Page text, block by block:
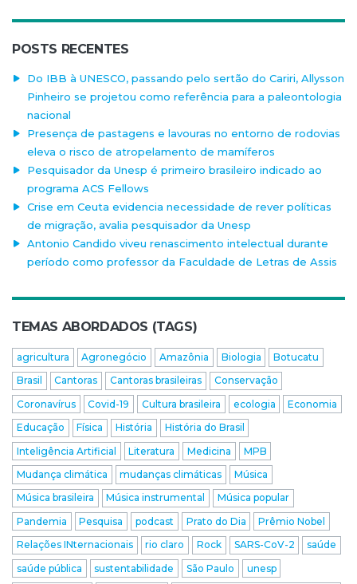
POSTS RECENTES
Do IBB à UNESCO, passando pelo sertão do Cariri, Allysson
Pinheiro se projetou como referência para a paleontologia
nacional
Presença de pastagens e lavouras no entorno de rodovias
eleva o risco de atropelamento de mamíferos
Pesquisador da Unesp é primeiro brasileiro indicado ao
programa ACS Fellows
Crise em Ceuta evidencia necessidade de rever políticas
de migração, avalia pesquisador da Unesp
Antonio Candido viveu renascimento intelectual durante
período como professor da Faculdade de Letras de Assis
TEMAS ABORDADOS (TAGS)
agricultura Agronegócio Amazônia Biologia
Botucatu
Brasil
Cantoras Cantoras brasileiras
Conservação
Coronavírus
Covid-19 Cultura brasileira ecologia
Economia
Educação
Física História
História do Brasil
Inteligência Artificial
Literatura Medicina
MPB
Mudança climática
mudanças climáticas
Música
Música brasileira
Música instrumental
Música popular
Pandemia
Pesquisa podcast Prato do Dia
Prêmio Nobel
Relações INternacionais
rio claro Rock SARS-CoV-2
saúde
saúde pública
sustentabilidade São Paulo
unesp